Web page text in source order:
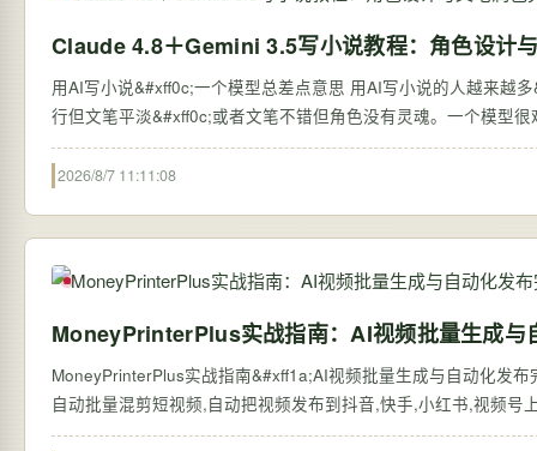
Claude 4.8＋Gemini 3.5写小说教程：角色设计
用AI写小说&#xff0c;一个模型总差点意思 用AI写小说的人越来越多&#xff0c;但大部分人的用法是&#xff1a;一个模型从头用到尾。结果就是角色塑造还
行但文笔平淡&#xff0c;或者文笔不错但角色没有灵魂。一个模型
2026/8/7 11:11:08
MoneyPrinterPlus实战指南：AI视频批量生成与
MoneyPrinterPlus实战指南&#xff1a;AI视频批量生成与自动化发
自动批量混剪短视频,自动把视频发布到抖音,快手,小红书,视频